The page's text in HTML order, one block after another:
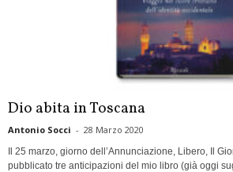
Dio abita in Toscana
Antonio Socci - 28 Marzo 2020
Il 25 marzo, giorno dell’Annunciazione, Libero, Il
pubblicato tre anticipazioni del mio libro (già oggi